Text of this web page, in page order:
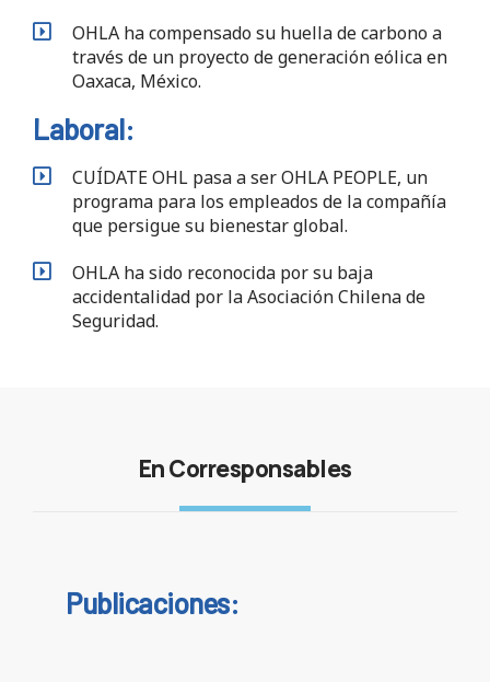
OHLA ha compensado su huella de carbono a
través de un proyecto de generación eólica en
Oaxaca, México.
Laboral:
CUÍDATE OHL pasa a ser OHLA PEOPLE, un
programa para los empleados de la compañía
que persigue su bienestar global.
OHLA ha sido reconocida por su baja
accidentalidad por la Asociación Chilena de
Seguridad.
En Corresponsables
Publicaciones: